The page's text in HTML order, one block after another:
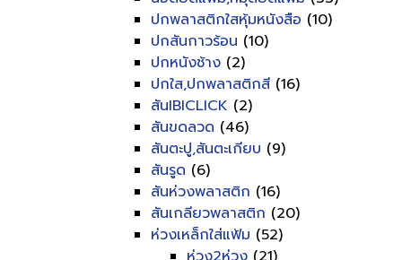
ปกพลาสติกใสหุ้มหนังสือ (10)
ปกสันกาวร้อน (10)
ปกหนังช้าง (2)
ปกใส,ปกพลาสติกสี (16)
สันIBICLICK (2)
สันขดลวด (46)
สันตะปู,สันตะเกียบ (9)
สันรูด (6)
สันห่วงพลาสติก (16)
สันเกลียวพลาสติก (20)
ห่วงเหล็กใส่แฟ้ม (52)